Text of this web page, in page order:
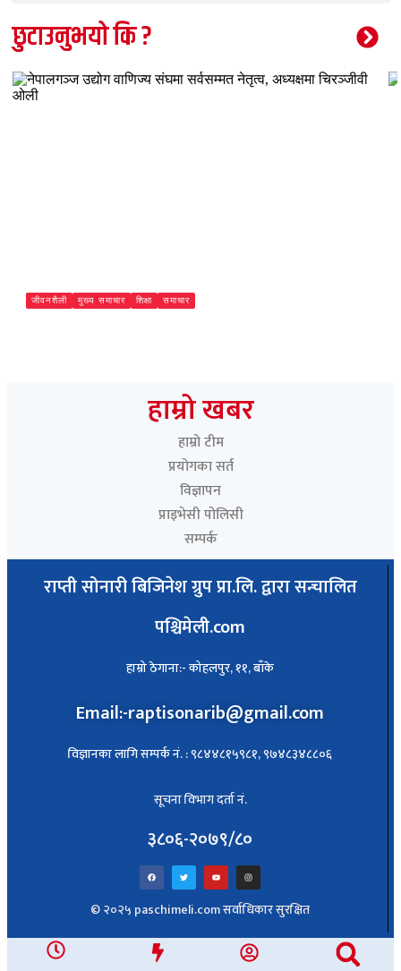
छुटाउनुभयो कि ?
जीवनशैली मुख्य समाचार शिक्षा समाचार
हाम्रो खबर
हाम्रो टीम
प्रयोगका सर्त
विज्ञापन
प्राइभेसी पोलिसी
सम्पर्क
राप्ती सोनारी बिजिनेश ग्रुप प्रा.लि. द्वारा सन्चालित
पश्चिमेली.com
हाम्रो ठेगाना:- कोहलपुर, ११, बाँके
Email:-raptisonarib@gmail.com
विज्ञानका लागि सम्पर्क नं. : ९८४४८१५९८१, ९७४८३४८८०६
सूचना विभाग दर्ता नं.
३८०६-२०७९/८०
© २०२५ paschimeli.com सर्वाधिकार सुरक्षित